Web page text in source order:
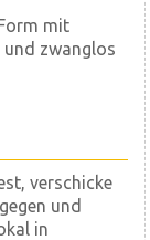
mit
zwanglos
verschicke
und
in